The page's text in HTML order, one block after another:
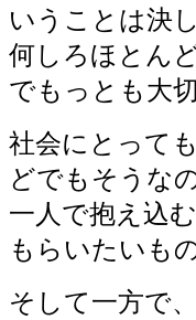
いうことは決
何しろほとん
でもっとも大
社会にとって
どでもそうな
一人で抱え込
もらいたいも
そして一方で